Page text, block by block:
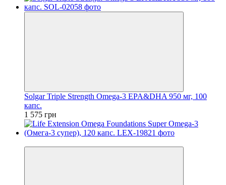
Solgar Triple Strength Omega-3 EPA&DHA 950 мг, 100
капс.
1 575 грн